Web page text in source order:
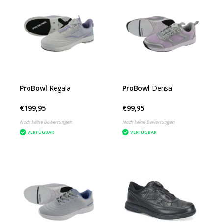
ProBowl Regala
€199,95
Noch keine Bewertungen
VERFÜGBAR
ProBowl Densa
€99,95
Noch keine Bewertungen
VERFÜGBAR